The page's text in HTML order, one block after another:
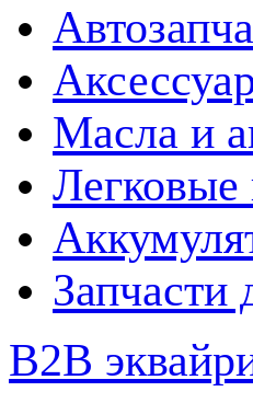
Масла и
Запчасти
B2B